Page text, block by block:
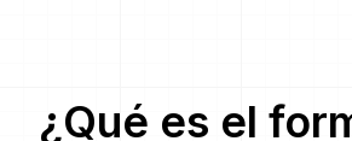
¿Qué es el